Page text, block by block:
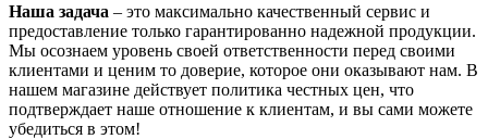
Наша задача – это максимально качественный сервис и
предоставление только гарантированно надежной продукции.
Мы осознаем уровень своей ответственности перед своими
клиентами и ценим то доверие, которое они оказывают нам. В
нашем магазине действует политика честных цен, что
подтверждает наше отношение к клиентам, и вы сами можете
убедиться в этом!